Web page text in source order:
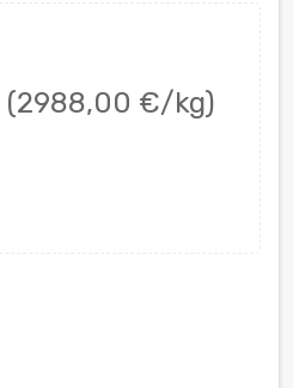
(2988,00 €/kg)